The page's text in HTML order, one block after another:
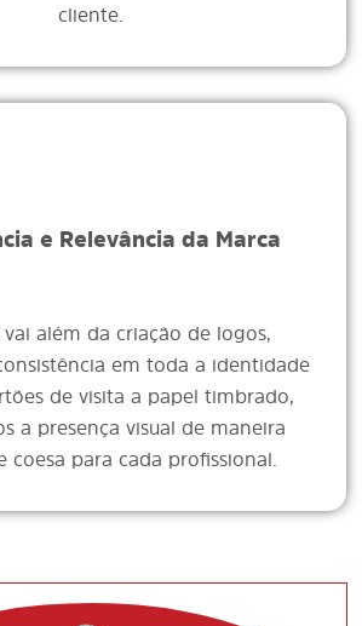
cliente.
e Relevância da Marca
vai além da criação de logos,
em toda a identidade
de visita a papel timbrado,
a presença visual de maneira
coesa para cada profissional.